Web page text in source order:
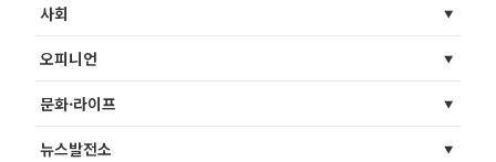
사회
오피니언
문화·라이프
뉴스발전소